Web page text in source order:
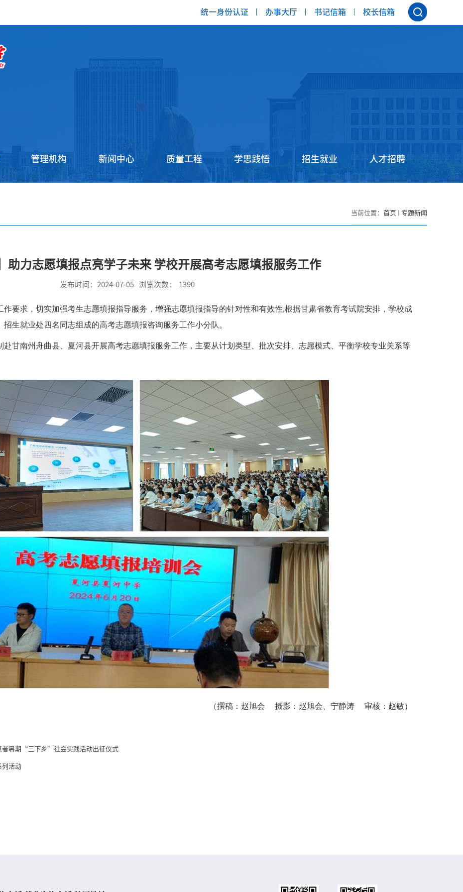
统一身份认证 办事大厅 书记信箱 校长信箱
管理机构 新闻中心 质量工程 学思践悟 招生就业 人才招聘
当前位置： 首页 专题新闻
助力志愿填报点亮学子未来 学校开展高考志愿填报服务工作
发布时间：2024-07-05 浏览次数： 1390
要求，切实加强考生志愿填报指导服务，增强志愿填报指导的针对性和有效性,根据甘肃省教育考试院安排，学校成
生就业处四名同志组成的高考志愿填报咨询服务工作小分队。
赴甘南州舟曲县、夏河县开展高考志愿填报服务工作，主要从计划类型、批次安排、志愿模式、平衡学校专业关系等
（撰稿：赵旭会 摄影：赵旭会、宁静涛 审核：赵敏）
者暑期“三下乡”社会实践活动出征仪式
活动